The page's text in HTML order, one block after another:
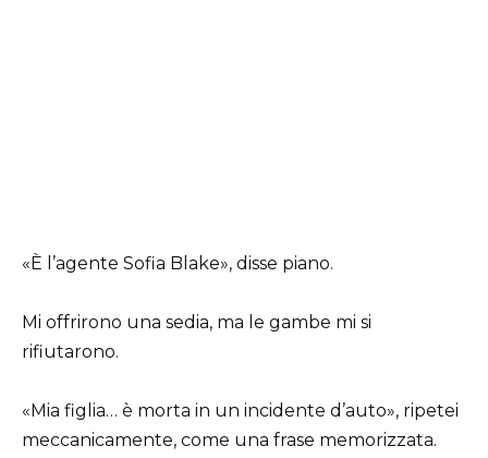
«È l’agente Sofia Blake», disse piano.
Mi offrirono una sedia, ma le gambe mi si
rifiutarono.
«Mia figlia… è morta in un incidente d’auto», ripetei
meccanicamente, come una frase memorizzata.